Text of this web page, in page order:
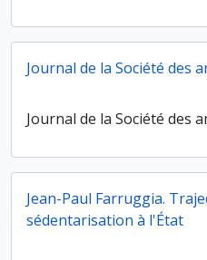
Journal de la Société des
Journal de la Société des
Jean-Paul Farruggia.
sédentarisation à l'État